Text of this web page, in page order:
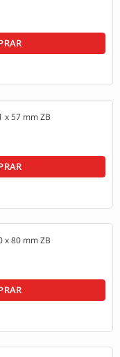
x 57 mm ZB
x 80 mm ZB